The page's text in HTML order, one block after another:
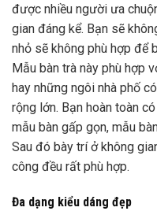
được nhiều người ưa
gian đáng kể. Bạn sẽ
nhỏ sẽ không phù hợp để
Mẫu bàn trà này phù hợp
hay những ngôi nhà phố
rộng lớn. Bạn hoàn toàn
mẫu bàn gấp gọn, mẫu
Sau đó bày trí ở không
công đều rất phù hợp.
Đa dạng kiểu dáng đẹp